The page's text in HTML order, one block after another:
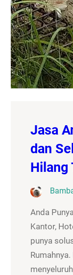
Jasa
dan
Hilang
Anda
Kantor,
punya